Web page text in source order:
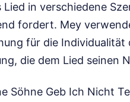
in verschiedene
fordert. Mey
für die
die dem Lied seinen
Söhne Geb Ich Nicht